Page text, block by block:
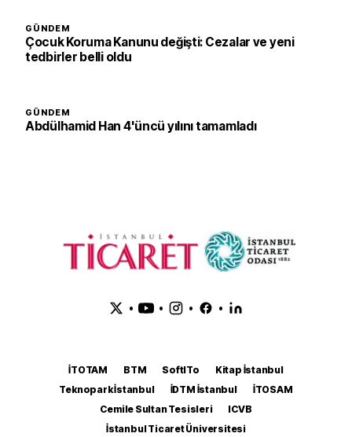
GÜNDEM
Çocuk Koruma Kanunu değişti: Cezalar ve yeni
tedbirler belli oldu
GÜNDEM
Abdülhamid Han 4'üncü yılını tamamladı
• • • •
İTOTAM BTM SoftITo
Kitap İstanbul
Teknopark İstanbul
İDTM İstanbul
İTOSAM
Cemile Sultan Tesisleri
ICVB
İstanbul Ticaret Üniversitesi